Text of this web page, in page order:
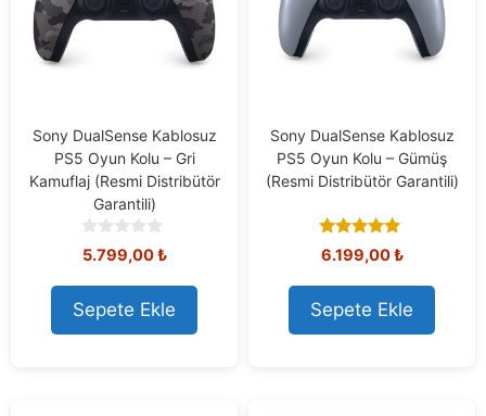
Sony DualSense Kablosuz
PS5 Oyun Kolu – Gri
Kamuflaj (Resmi Distribütör
Garantili)
0
o
u
t
o
f
5.799,00₺
Sepete Ekle
Sony DualSense Kablosuz
PS5 Oyun Kolu – Gümüş
(Resmi Distribütör Garantili)
5.00
out of 5
6.199,00₺
Sepete Ekle